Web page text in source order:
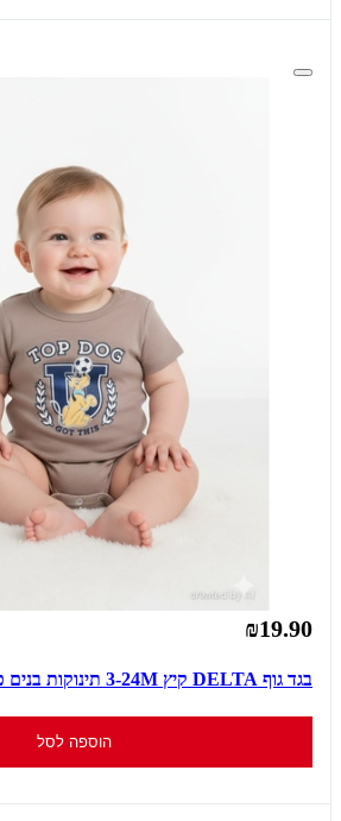
₪19.90
בגד גוף DELTA קיץ 3-24M תינוקות בנים פלוטו
הוספה לסל